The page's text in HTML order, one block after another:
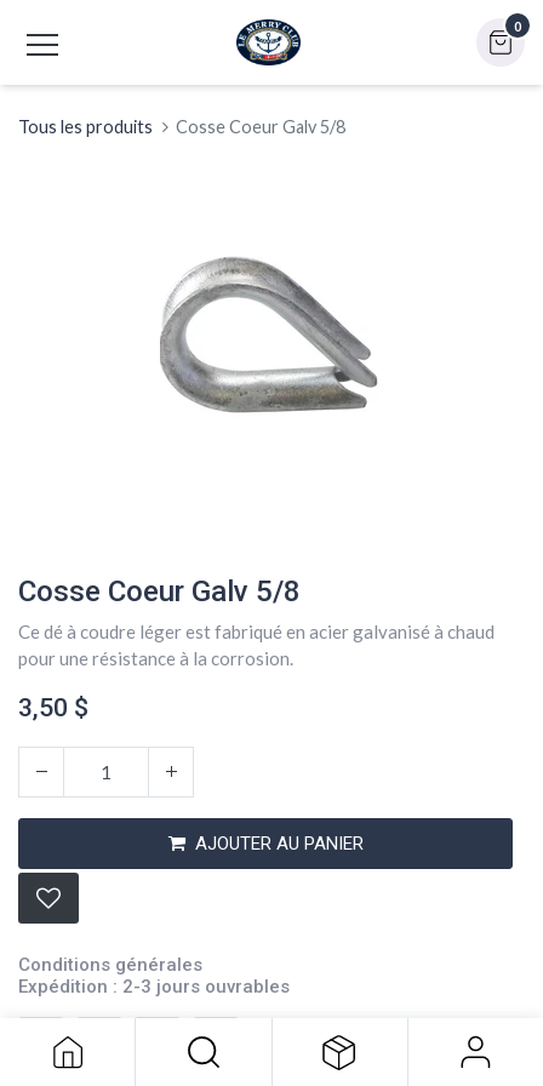
0
Tous les produits Cosse Coeur Galv 5/8
Cosse Coeur Galv 5/8
Ce dé à coudre léger est fabriqué en acier galvanisé à chaud
pour une résistance à la corrosion.
3,50 $
AJOUTER AU PANIER
Conditions générales
Expédition : 2-3 jours ouvrables
Cosse Coeur Galv 5/8
3,50$